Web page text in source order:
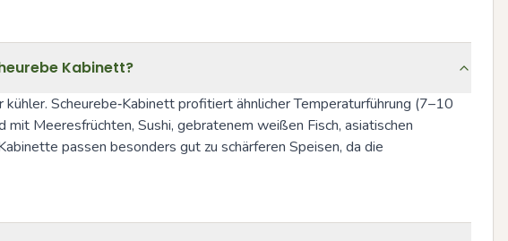
Kabinett?
Scheurebe‑Kabinett profitiert ähnlicher Temperaturführung (7–10
Meeresfrüchten, Sushi, gebratenem weißen Fisch, asiatischen
passen besonders gut zu schärferen Speisen, da die